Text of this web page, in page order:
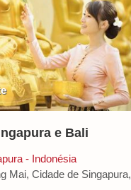
e Bali
- Indonésia
Mai, Cidade de Singapura,